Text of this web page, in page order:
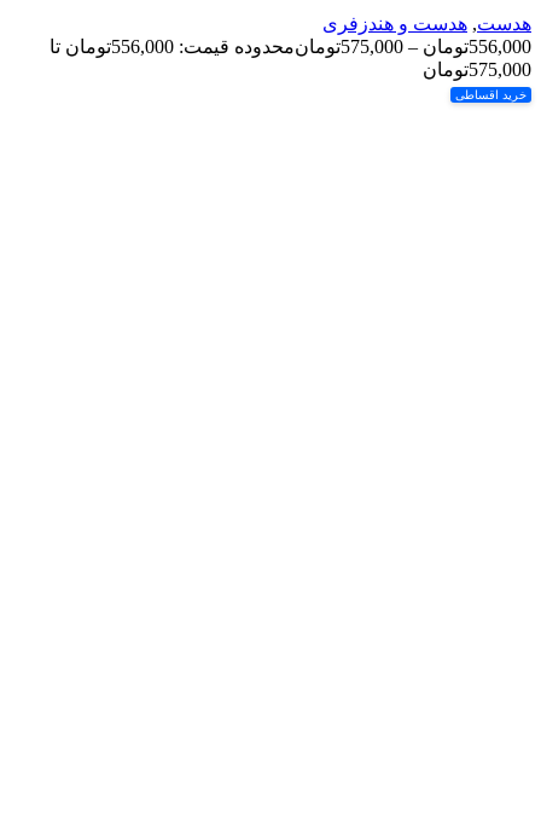
هدست, هدست و هندزفری
556,000تومان –
575,000تومان
محدوده قیمت: 556,000تومان تا
575,000تومان
خرید اقساطی